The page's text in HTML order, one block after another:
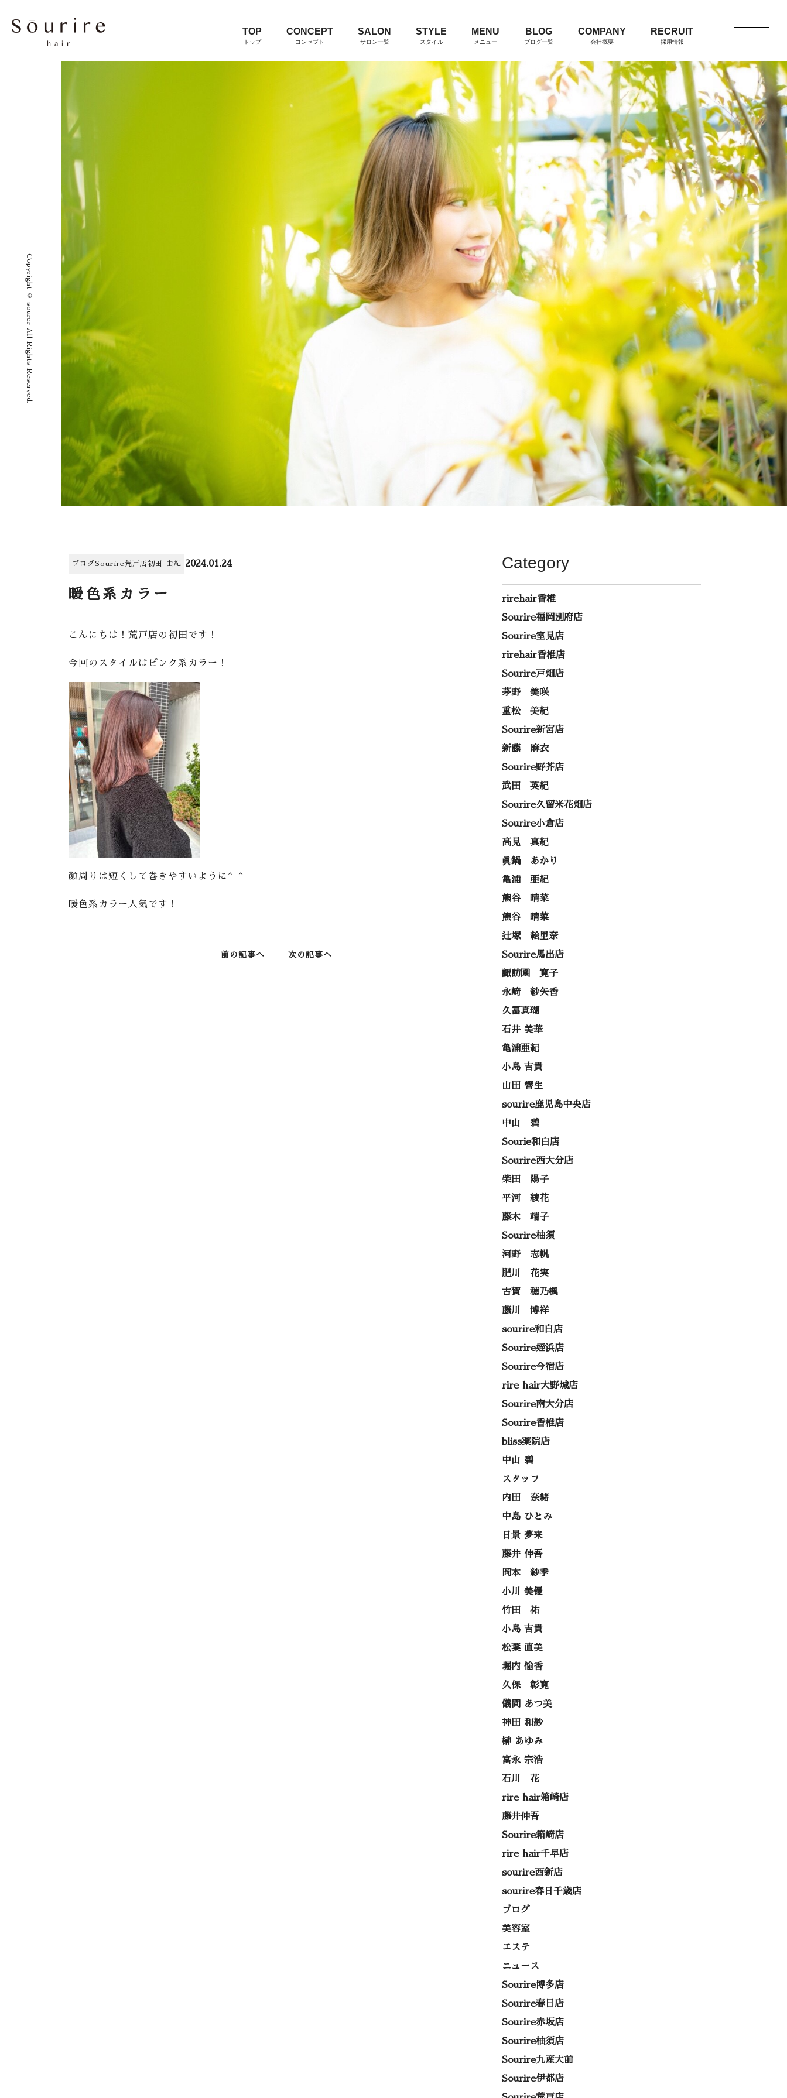
TOP
トップ
CONCEPT
コンセプト
SALON
サロン一覧
STYLE
スタイル
MENU
メニュー
BLOG
ブログ一覧
COMPANY
会社概要
RECRUIT
採用情報
Copyright © sourer All Rights Reserved.
ブログSourire荒戸店 初田 由紀 2024.01.24
暖色系カラー
こんにちは！荒戸店の初田です！
今回のスタイルはピンク系カラー！
顔周りは短くして巻きやすいように^_^
暖色系カラー人気です！
前の記事へ 次の記事へ
Category
rirehair香椎
Sourire福岡別府店
Sourire室見店
rirehair香椎店
Sourire戸畑店
茅野 美咲
重松 美紀
Sourire新宮店
新藤 麻衣
Sourire野芥店
武田 英紀
Sourire久留米花畑店
Sourire小倉店
高見 真紀
眞鍋 あかり
亀浦 亜紀
熊谷 晴菜
熊谷 晴菜
辻塚 絵里奈
Sourire馬出店
諏訪園 寛子
永崎 紗矢香
久冨真瑚
石井 美華
亀浦亜紀
小島 吉貴
山田 響生
sourire鹿児島中央店
中山 碧
Sourie和白店
Sourire西大分店
柴田 陽子
平河 綾花
藤木 靖子
Sourire柚須
河野 志帆
肥川 花実
古賀 穂乃楓
藤川 博祥
sourire和白店
Sourire姪浜店
Sourire今宿店
rire hair大野城店
Sourire南大分店
Sourire香椎店
bliss薬院店
中山 碧
スタッフ
内田 奈緒
中島 ひとみ
日景 夢来
藤井 伸吾
岡本 紗季
小川 美優
竹田 祐
小島 吉貴
松葉 直美
堀内 愉香
久保 彰寛
儀間 あつ美
神田 和紗
榊 あゆみ
富永 宗浩
石川 花
rire hair箱崎店
藤井伸吾
Sourire箱崎店
rire hair千早店
sourire西新店
sourire春日千歳店
ブログ
美容室
エステ
ニュース
Sourire博多店
Sourire春日店
Sourire赤坂店
Sourire柚須店
Sourire九産大前
Sourire伊都店